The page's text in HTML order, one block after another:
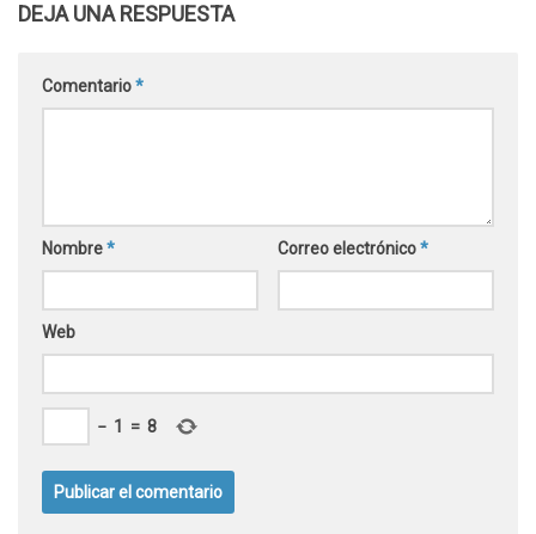
DEJA UNA RESPUESTA
Comentario*
Nombre* Correo electrónico*
Web
− 1 = 8